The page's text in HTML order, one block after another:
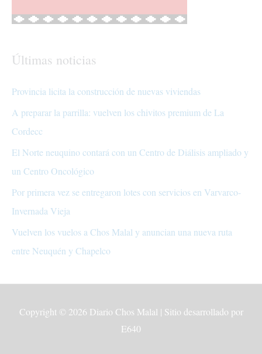
Últimas noticias
Provincia licita la construcción de nuevas viviendas
A preparar la parrilla: vuelven los chivitos premium de La
Cordecc
El Norte neuquino contará con un Centro de Diálisis ampliado y
un Centro Oncológico
Por primera vez se entregaron lotes con servicios en Varvarco-
Invernada Vieja
Vuelven los vuelos a Chos Malal y anuncian una nueva ruta
entre Neuquén y Chapelco
Copyright © 2026 Diario Chos Malal | Sitio desarrollado por
E640